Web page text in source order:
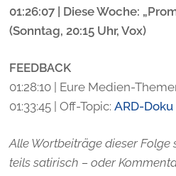
01:26:07 | Diese Woche:
(Sonntag, 20:15 Uhr, Vox)
FEEDBACK
01:28:10 | Eure Medien-
01:33:45 | Off-Topic:ARD-Doku
Alle Wortbeiträge dieser Folge
teils satirisch – oder